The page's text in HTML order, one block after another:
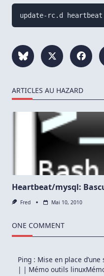
update-rc.d
ARTICLES AU HAZARD
Heartbeat/mysql:
Fred Mai 10, 2010
ONE COMMENT
Ping : Mise en place
| | Mémo outils